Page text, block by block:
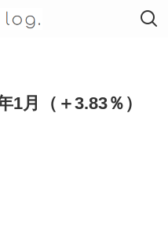
1月（＋3.83％）